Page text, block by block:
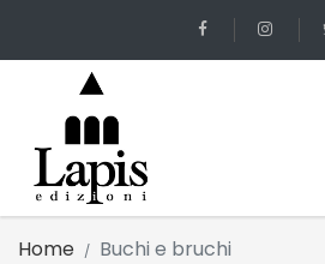
Home Buchi e bruchi